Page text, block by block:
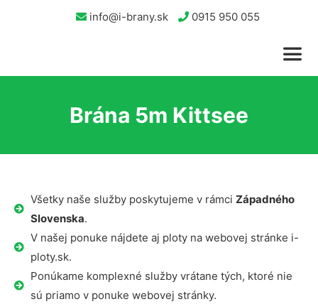
info@i-brany.sk 0915 950 055
Brána 5m Kittsee
Všetky naše služby poskytujeme v rámci Západného
Slovenska.
V našej ponuke nájdete aj ploty na webovej stránke i-
ploty.sk.
Ponúkame komplexné služby vrátane tých, ktoré nie
sú priamo v ponuke webovej stránky.